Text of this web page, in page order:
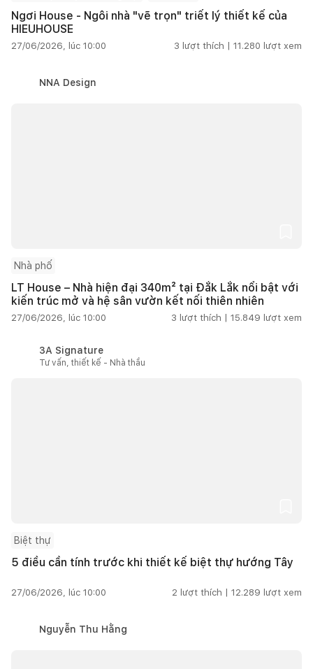
Ngơi House - Ngôi nhà "vẽ trọn" triết lý thiết kế của
HIEUHOUSE
27/06/2026, lúc 10:00 3 lượt thích | 11.280 lượt xem
NNA Design
Nhà phố
LT House – Nhà hiện đại 340m² tại Đắk Lắk nổi bật với
kiến trúc mở và hệ sân vườn kết nối thiên nhiên
27/06/2026, lúc 10:00 3 lượt thích | 15.849 lượt xem
3A Signature
Tư vấn, thiết kế - Nhà thầu
Biệt thự
5 điều cần tính trước khi thiết kế biệt thự hướng Tây
27/06/2026, lúc 10:00 2 lượt thích | 12.289 lượt xem
Nguyễn Thu Hằng